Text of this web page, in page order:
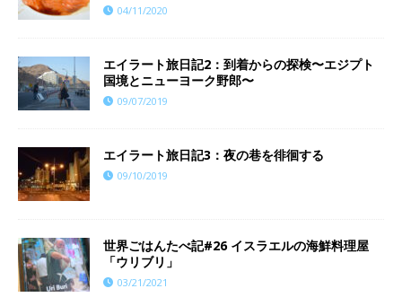
04/11/2020
エイラート旅日記2：到着からの探検〜エジプト
国境とニューヨーク野郎〜
09/07/2019
エイラート旅日記3：夜の巷を徘徊する
09/10/2019
世界ごはんたべ記#26 イスラエルの海鮮料理屋
「ウリブリ」
03/21/2021